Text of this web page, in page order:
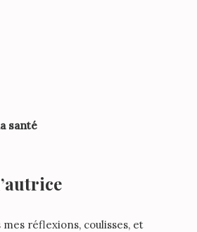
santé
mes réflexions, coulisses, et